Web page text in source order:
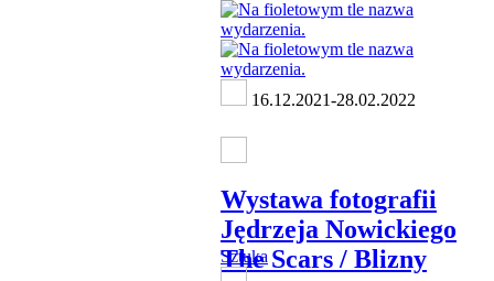
16.12.2021-28.02.2022
Wystawa fotografii
Jędrzeja Nowickiego
The Scars / Blizny
Sztuka